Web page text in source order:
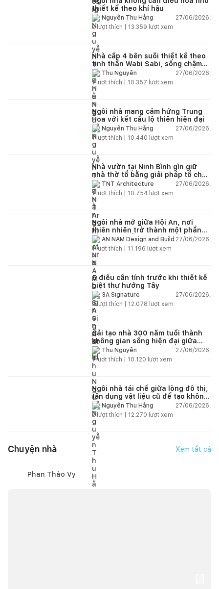
thiết kế theo khí hậu
Nguyễn Thu Hằng
27/06/2026,
2lượt thích | 13.359 lượt xem
Nhà cấp 4 bên suối thiết kế theo
tinh thần Wabi Sabi, sống chậm
giữa thiên nhiên
Thu Nguyễn
27/06/2026,
1lượt thích | 10.357 lượt xem
Ngôi nhà mang cảm hứng Trung
Hoa với kết cấu lộ thiên hiện đại
Nguyễn Thu Hằng
27/06/2026,
1lượt thích | 10.440 lượt xem
Nhà vườn tại Ninh Bình gìn giữ
nhà thờ tổ bằng giải pháp tổ chức
lại không gian
TNT Architecture
27/06/2026,
1lượt thích | 10.754 lượt xem
Ngôi nhà mở giữa Hội An, nơi
thiên nhiên trở thành một phần
của cuộc sống
AN NAM Design and Build 27/06/2026,
1lượt thích | 11.196 lượt xem
5 điều cần tính trước khi thiết kế
biệt thự hướng Tây
3A Signature
27/06/2026,
2lượt thích | 12.078 lượt xem
Cải tạo nhà 300 năm tuổi thành
không gian sống hiện đại giữa
thiên nhiên
Thu Nguyễn
27/06/2026,
1lượt thích | 10.120 lượt xem
Ngôi nhà tái chế giữa lòng đô thị,
tận dụng vật liệu cũ để tạo không
gian sống linh hoạt
Nguyễn Thu Hằng
27/06/2026,
2lượt thích | 12.270 lượt xem
Chuyện nhà Xem tất cả
Phan Thảo Vy